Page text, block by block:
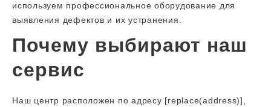
используем профессиональное оборудование для
выявления дефектов и их устранения.
Почему выбирают наш
сервис
Наш центр расположен по адресу [replace(address)],